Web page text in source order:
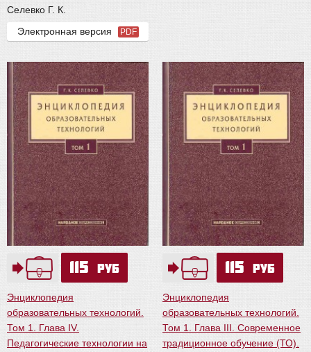
Селевко Г. К.
Электронная версия
PDF
115 руб
Энциклопедия
образовательных технологий.
Том 1. Глава IV.
Педагогические технологии на
115 руб
Энциклопедия
образовательных технологий.
Том 1. Глава III. Современное
традиционное обучение (ТО).